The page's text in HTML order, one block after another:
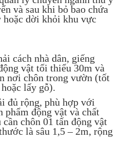
và sau khi bỏ bao chứa
dời khỏi khu vực
cách nhà dân, giếng
vật tối thiểu 30m và
nơi chôn trong vườn (tốt
lấy gỗ).
đủ rộng, phù hợp với
phẩm động vật và chất
chôn 01 tấn động vật
là sâu 1,5 – 2m, rộng